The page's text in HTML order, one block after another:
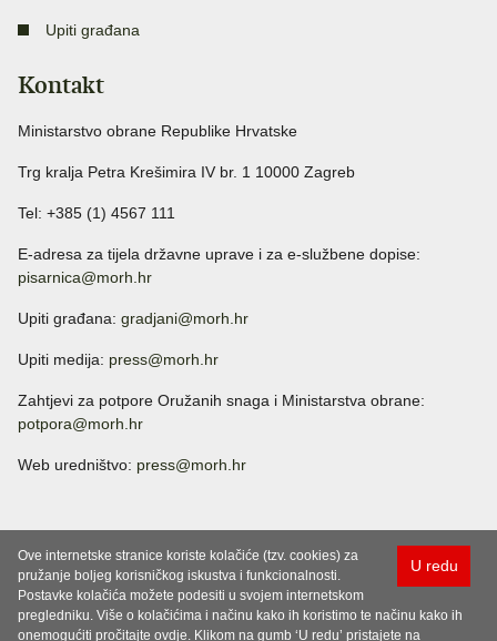
Upiti građana
Kontakt
Ministarstvo obrane Republike Hrvatske
Trg kralja Petra Krešimira IV br. 1 10000 Zagreb
Tel: +385 (1) 4567 111
E-adresa za tijela državne uprave i za e-službene dopise:
pisarnica@morh.hr
Upiti građana: gradjani@morh.hr
Upiti medija: press@morh.hr
Zahtjevi za potpore Oružanih snaga i Ministarstva obrane:
potpora@morh.hr
Web uredništvo: press@morh.hr
U redu
Ove internetske stranice koriste kolačiće (tzv. cookies) za
pružanje boljeg korisničkog iskustva i funkcionalnosti.
Postavke kolačića možete podesiti u svojem internetskom
pregledniku. Više o kolačićima i načinu kako ih koristimo te načinu kako ih
onemogućiti pročitajte ovdje. Klikom na gumb ‘U redu’ pristajete na